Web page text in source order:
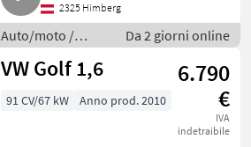
2325 Himberg
Auto/moto /
Berline
Da 2 giorni online
VW Golf 1,6
6.790
€
IVA
indetraibile
91 CV/67 kW Anno prod. 2010